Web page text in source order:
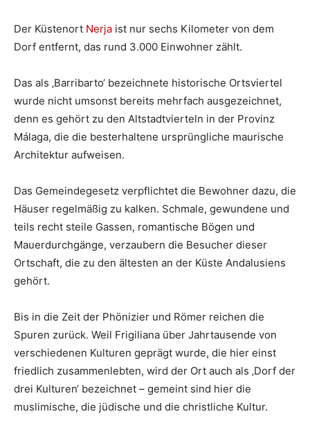
Der Küstenort Nerja ist nur sechs Kilometer von dem
Dorf entfernt, das rund 3.000 Einwohner zählt.
Das als ‚Barribarto‘ bezeichnete historische Ortsviertel
wurde nicht umsonst bereits mehrfach ausgezeichnet,
denn es gehört zu den Altstadtvierteln in der Provinz
Málaga, die die besterhaltene ursprüngliche maurische
Architektur aufweisen.
Das Gemeindegesetz verpflichtet die Bewohner dazu, die
Häuser regelmäßig zu kalken. Schmale, gewundene und
teils recht steile Gassen, romantische Bögen und
Mauerdurchgänge, verzaubern die Besucher dieser
Ortschaft, die zu den ältesten an der Küste Andalusiens
gehört.
Bis in die Zeit der Phönizier und Römer reichen die
Spuren zurück. Weil Frigiliana über Jahrtausende von
verschiedenen Kulturen geprägt wurde, die hier einst
friedlich zusammenlebten, wird der Ort auch als ‚Dorf der
drei Kulturen‘ bezeichnet – gemeint sind hier die
muslimische, die jüdische und die christliche Kultur.